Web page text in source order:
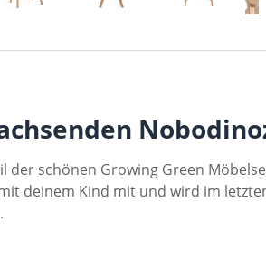
der schönen Growing Green
deinem Kind mit und wird im